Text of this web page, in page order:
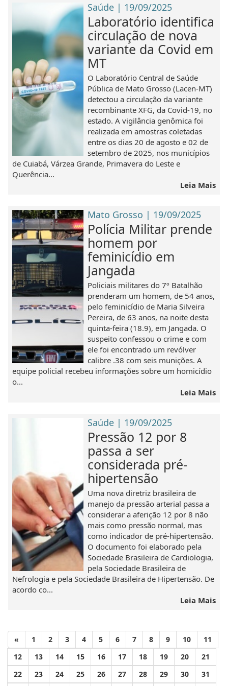
Saúde | 19/09/2025
Laboratório identifica
circulação de nova
variante da Covid em
MT
O Laboratório Central de Saúde
Pública de Mato Grosso (Lacen-MT)
detectou a circulação da variante
recombinante XFG, da Covid-19, no
estado. A vigilância genômica foi
realizada em amostras coletadas
entre os dias 20 de agosto e 02 de
setembro de 2025, nos municípios
de Cuiabá, Várzea Grande, Primavera do Leste e
Querência...
Leia Mais
Mato Grosso | 19/09/2025
Polícia Militar prende
homem por
feminicídio em
Jangada
Policiais militares do 7º Batalhão
prenderam um homem, de 54 anos,
pelo feminicídio de Maria Silveira
Pereira, de 63 anos, na noite desta
quinta-feira (18.9), em Jangada. O
suspeito confessou o crime e com
ele foi encontrado um revólver
calibre .38 com seis munições. A
equipe policial recebeu informações sobre um homicídio
o...
Leia Mais
Saúde | 19/09/2025
Pressão 12 por 8
passa a ser
considerada pré-
hipertensão
Uma nova diretriz brasileira de
manejo da pressão arterial passa a
considerar a aferição 12 por 8 não
mais como pressão normal, mas
como indicador de pré-hipertensão.
O documento foi elaborado pela
Sociedade Brasileira de Cardiologia,
pela Sociedade Brasileira de
Nefrologia e pela Sociedade Brasileira de Hipertensão. De
acordo co...
Leia Mais
« 1 2 3 4 5 6 7 8 9 10
11
12
13 14 15 16 17 18 19 20
21
22
23 24 25 26 27 28 29 30
31